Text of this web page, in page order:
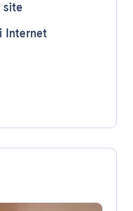
site
Internet